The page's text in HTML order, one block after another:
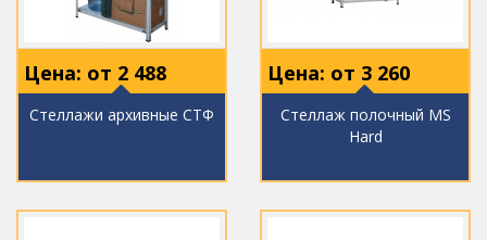
Цена: от 2 488
Стеллажи архивные СТФ
Цена: от 3 260
Стеллаж полочный MS
Hard